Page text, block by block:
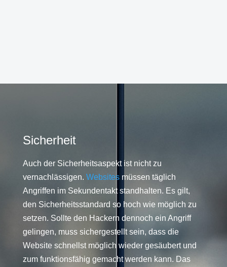
Sicherheit
Auch der Sicherheitsaspekt ist nicht zu
vernachlässigen. Websitesmüssen täglich
Angriffen im Sekundentakt standhalten. Es gilt,
den Sicherheitsstandard so hoch wie möglich zu
setzen. Sollte den Hackern dennoch ein Angriff
gelingen, muss sichergestellt sein, dass die
Website schnellst möglich wieder gesäubert und
zum funktionsfähig gemacht werden kann. Das